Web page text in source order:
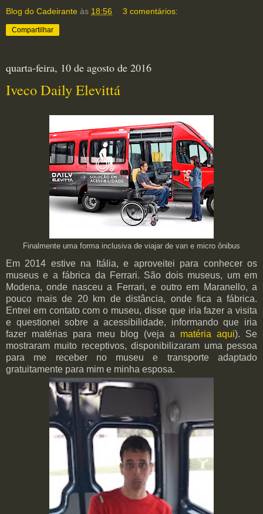
Blog do Cadeirante às 18:56 3 comentários:
Compartilhar
quarta-feira, 10 de agosto de 2016
Iveco Daily Elevittá
Finalmente uma forma inclusiva de viajar de van e micro ônibus
Em 2014 estive na Itália, e aproveitei para conhecer os
museus e a fábrica da Ferrari. São dois museus, um em
Modena, onde nasceu a Ferrari, e outro em Maranello, a
pouco mais de 20 km de distância, onde fica a fábrica.
Entrei em contato com o museu, disse que iria fazer a visita
e questionei sobre a acessibilidade, informando que iria
fazer matérias para meu blog (veja a matéria aqui). Se
mostraram muito receptivos, disponibilizaram uma pessoa
para me receber no museu e transporte adaptado
gratuitamente para mim e minha esposa.